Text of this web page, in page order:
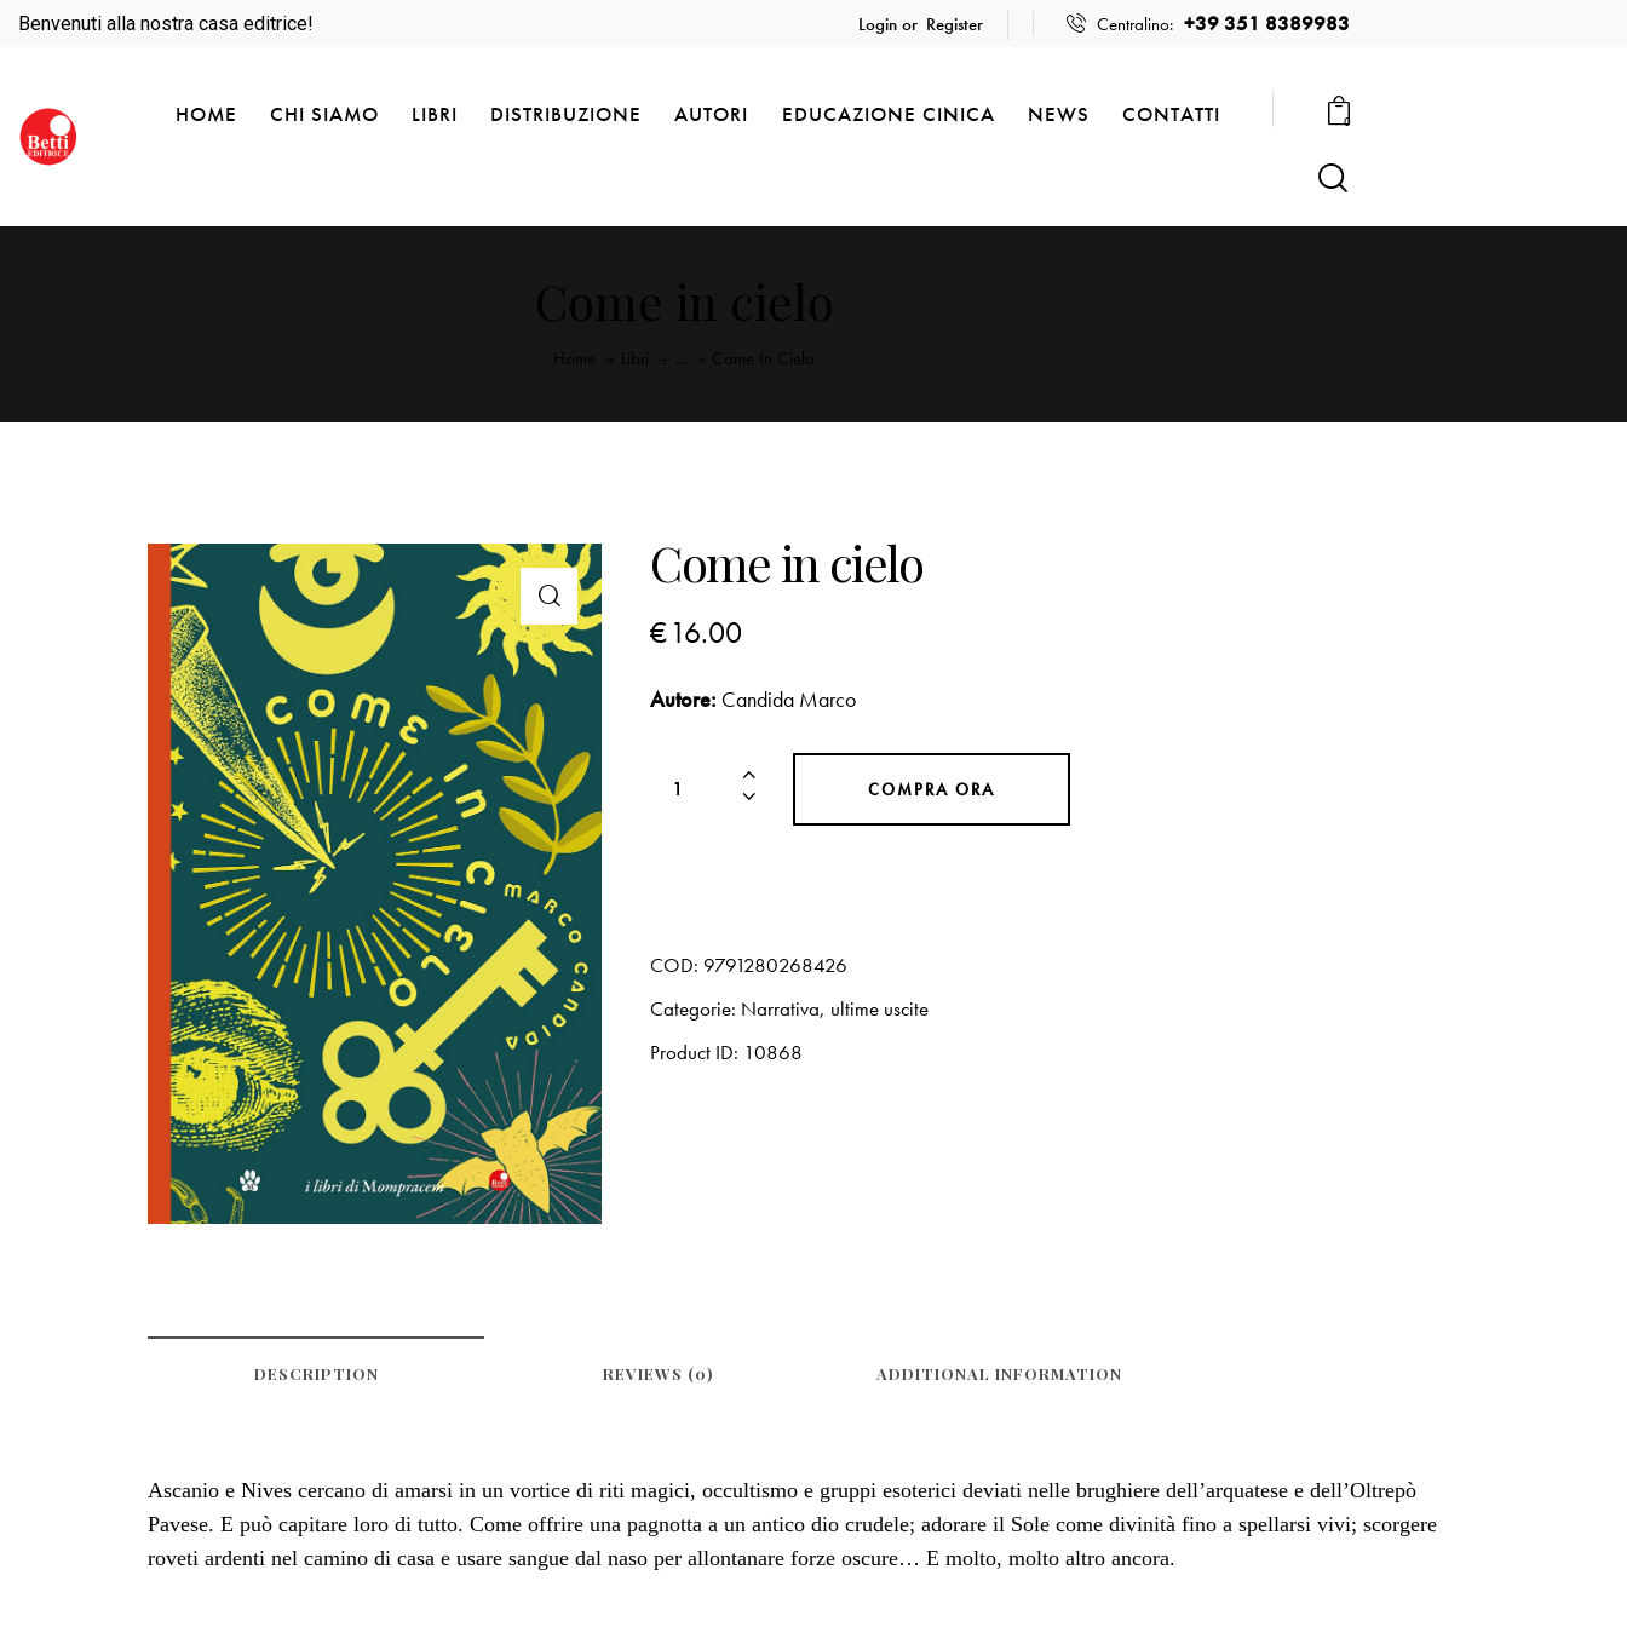
Benvenuti alla nostra casa editrice! Login or Register Centralino: +39 351 8389983
HOME CHI SIAMO LIBRI DISTRIBUZIONE AUTORI EDUCAZIONE CINICA NEWS CONTATTI 0
Come in cielo
€16.00
Autore: Candida Marco
COMPRA ORA
COD: 9791280268426
Categorie: Narrativa, ultime uscite
Product ID: 10868
DESCRIPTION REVIEWS (0) ADDITIONAL INFORMATION
Ascanio e Nives cercano di amarsi in un vortice di riti magici, occultismo e gruppi esoterici deviati nelle brughiere dell’arquatese e dell’Oltrepò
Pavese. E può capitare loro di tutto. Come offrire una pagnotta a un antico dio crudele; adorare il Sole come divinità fino a spellarsi vivi; scorgere
roveti ardenti nel camino di casa e usare sangue dal naso per allontanare forze oscure… E molto, molto altro ancora.